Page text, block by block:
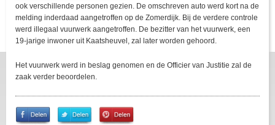
ook verschillende personen gezien. De omschreven auto werd kort na de
melding inderdaad aangetroffen op de Zomerdijk. Bij de verdere controle
werd illegaal vuurwerk aangetroffen. De bezitter van het vuurwerk, een
19-jarige inwoner uit Kaatsheuvel, zal later worden gehoord.
Het vuurwerk werd in beslag genomen en de Officier van Justitie zal de
zaak verder beoordelen.
Share
on
Share
on
Pin
It!